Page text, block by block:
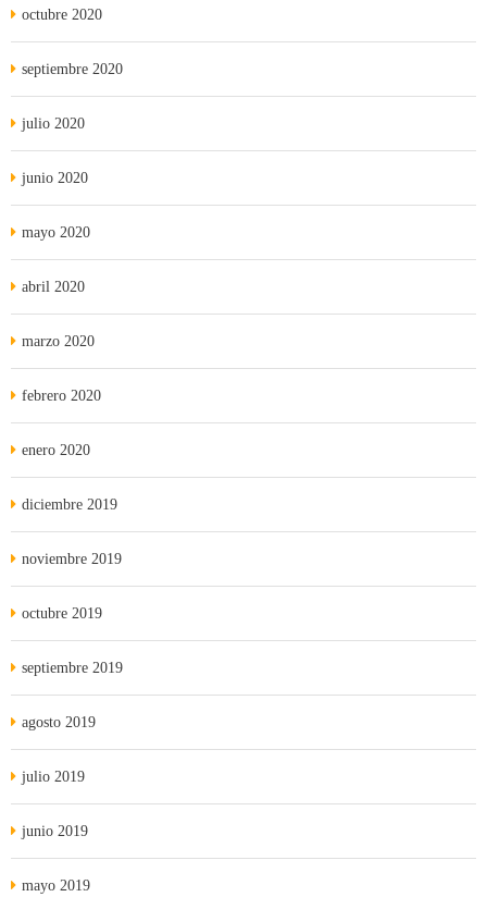
octubre 2020
septiembre 2020
julio 2020
junio 2020
mayo 2020
abril 2020
marzo 2020
febrero 2020
enero 2020
diciembre 2019
noviembre 2019
octubre 2019
septiembre 2019
agosto 2019
julio 2019
junio 2019
mayo 2019